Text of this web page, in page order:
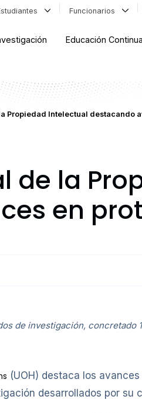
Funcionarios
Educación Continua
Propiedad Intelectual destacando
de la
en
de investigación, concretado
(UOH) destaca los
desarrollados por su